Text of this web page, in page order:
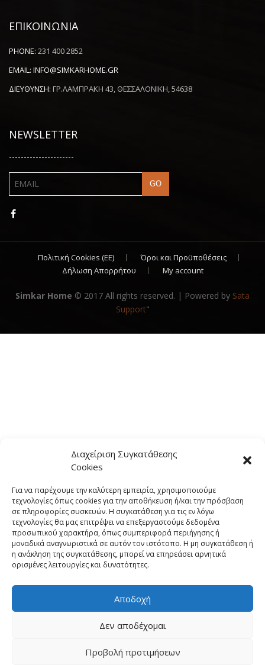
Διαχείριση Συγκατάθεσης
Cookies
Για να παρέχουμε την καλύτερη εμπειρία, χρησιμοποιούμε
τεχνολογίες όπως cookies για την αποθήκευση ή/και την πρόσβαση
σε πληροφορίες συσκευών. Η συγκατάθεση για τις εν λόγω
τεχνολογίες θα μας επιτρέψει να επεξεργαστούμε δεδομένα
προσωπικού χαρακτήρα, όπως συμπεριφορά περιήγησης ή
μοναδικά αναγνωριστικά σε αυτόν τον ιστότοπο. Η μη συγκατάθεση ή
η ανάκληση της συγκατάθεσης, μπορεί να επηρεάσει αρνητικά
ορισμένες λειτουργίες και δυνατότητες.
Αποδοχή
Δεν αποδέχομαι
Προβολή προτιμήσεων
ΕΠΙΚΟΙΝΩΝΙΑ
PHONE: 231 400 2852
EMAIL: INFO@SIMKARHOME.GR
ΔΙΕΥΘΥΝΣΗ: ΓΡ.ΛΑΜΠΡΑΚΗ 43, ΘΕΣΣΑΛΟΝΙΚΗ, 54638
NEWSLETTER
----------------------
Πολιτική Cookies (ΕΕ)
Όροι και Προϋποθέσεις
Δήλωση Απορρήτου
My account
Simkar Home © 2017 All rights reserved. | Powered by Sata
Support"